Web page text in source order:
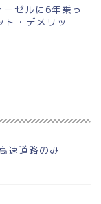
ゼルに6年乗っ
ト・デメリッ
速道路のみ